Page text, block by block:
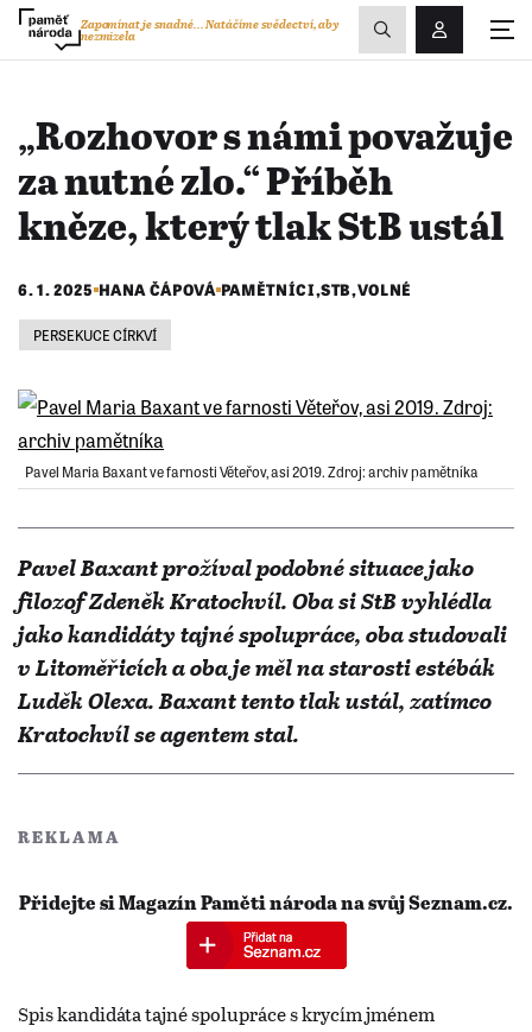
Přihlášení/
Zapomínat je snadné...Natáčíme svědectví, aby
nezmizela
Zobrazit
vyhledávání
„Rozhovor s námi považuje
za nutné zlo.“ Příběh
kněze, který tlak StB ustál
6. 1. 2025 HANA ČÁPOVÁ PAMĚTNÍCI,STB,VOLNÉ
PERSEKUCE CÍRKVÍ
Pavel Maria Baxant ve farnosti Věteřov, asi 2019. Zdroj: archiv pamětníka
Pavel Baxant prožíval podobné situace jako
filozof Zdeněk Kratochvíl. Oba si StB vyhlédla
jako kandidáty tajné spolupráce, oba studovali
v Litoměřicích a oba je měl na starosti estébák
Luděk Olexa. Baxant tento tlak ustál, zatímco
Kratochvíl se agentem stal.
REKLAMA
Přidejte si Magazín Paměti národa na svůj Seznam.cz.
Spis kandidáta tajné spolupráce s krycím jménem